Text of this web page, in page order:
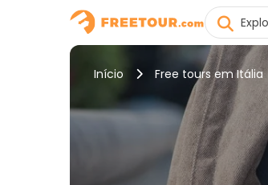
Início Free tours em Itália